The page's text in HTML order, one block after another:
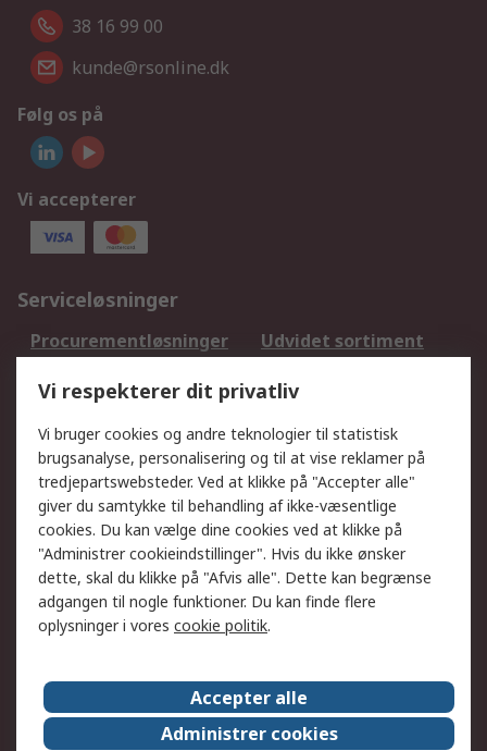
38 16 99 00
kunde@rsonline.dk
Følg os på
Vi accepterer
Serviceløsninger
Procurementløsninger
Udvidet sortiment
DesignSpark
Teknisk Support
Dit lokale salgsteam
Eksportløsninger
Support
Få hjælp
Returnering
Levering
Spor min ordre
Fakturakopi
Betalingsmuligheder
Fordele med Mit RS
Okdo
Om RS
Salgsbetingelser
Det juridiske
Pressecenter
Vi respekterer dit privatliv
Vi bruger cookies og andre teknologier til statistisk
brugsanalyse, personalisering og til at vise reklamer på
tredjepartswebsteder. Ved at klikke på "Accepter alle"
giver du samtykke til behandling af ikke-væsentlige
cookies. Du kan vælge dine cookies ved at klikke på
"Administrer cookieindstillinger". Hvis du ikke ønsker
dette, skal du klikke på "Afvis alle". Dette kan begrænse
adgangen til nogle funktioner. Du kan finde flere
oplysninger i vores cookie politik.
Accepter alle
Administrer cookies